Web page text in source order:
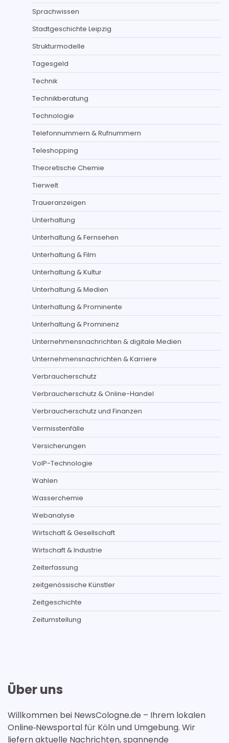
Sprachwissen
Stadtgeschichte Leipzig
Strukturmodelle
Tagesgeld
Technik
Technikberatung
Technologie
Telefonnummern & Rufnummern
Teleshopping
Theoretische Chemie
Tierwelt
Traueranzeigen
Unterhaltung
Unterhaltung & Fernsehen
Unterhaltung & Film
Unterhaltung & Kultur
Unterhaltung & Medien
Unterhaltung & Prominente
Unterhaltung & Prominenz
Unternehmensnachrichten & digitale Medien
Unternehmensnachrichten & Karriere
Verbraucherschutz
Verbraucherschutz & Online-Handel
Verbraucherschutz und Finanzen
Vermisstenfälle
Versicherungen
VoIP-Technologie
Wahlen
Wasserchemie
Webanalyse
Wirtschaft & Gesellschaft
Wirtschaft & Industrie
Zeiterfassung
zeitgenössische Künstler
Zeitgeschichte
Zeitumstellung
Über uns
Willkommen bei NewsCologne.de – Ihrem lokalen
Online‑Newsportal für Köln und Umgebung. Wir
liefern aktuelle Nachrichten, spannende